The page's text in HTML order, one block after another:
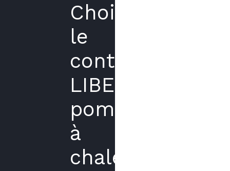
Choisir
le
contrat
LIBERTE
pompe
à
chaleur